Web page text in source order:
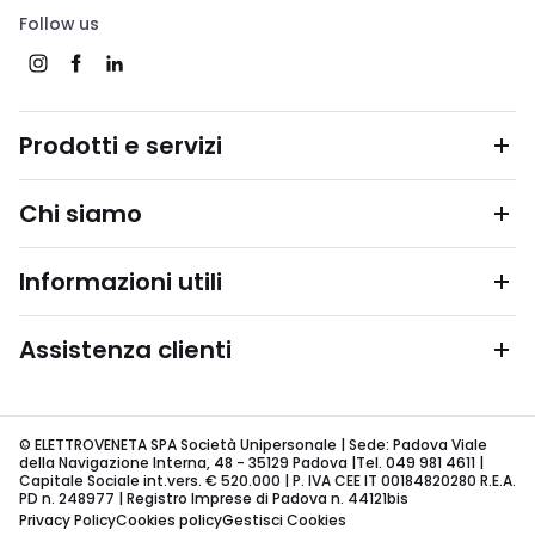
Follow us
Prodotti e servizi
Chi siamo
Informazioni utili
Assistenza clienti
© ELETTROVENETA SPA Società Unipersonale | Sede: Padova Viale
della Navigazione Interna, 48 - 35129 Padova |Tel. 049 981 4611 |
Capitale Sociale int.vers. € 520.000 | P. IVA CEE IT 00184820280 R.E.A.
PD n. 248977 | Registro Imprese di Padova n. 44121bis
Privacy PolicyCookies policyGestisci Cookies